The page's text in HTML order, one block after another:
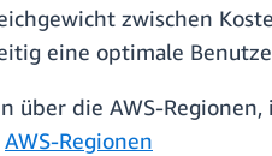
zwischen
eine optimale
über die AWS-
AWS-Regionen